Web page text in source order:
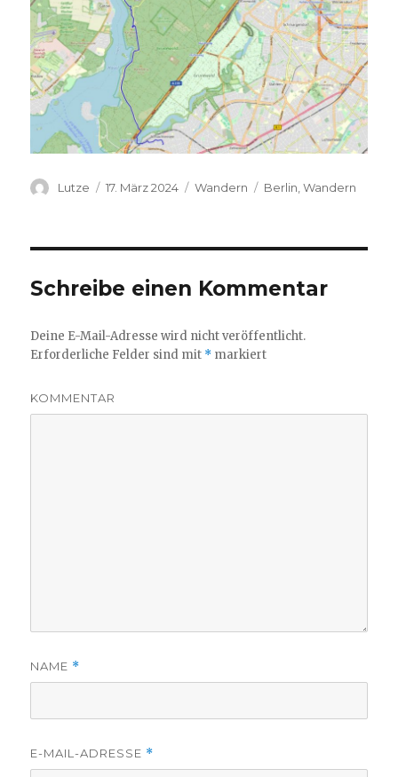
Autor
Lutze
Veröffentlicht
17. März 2024 Kategorien
Wandern Schlagwörter
Berlin ,Wandern
Schreibe einen Kommentar
Deine E-Mail-Adresse wird nicht veröffentlicht.
Erforderliche Felder sind mit * markiert
KOMMENTAR
NAME *
E-MAIL-ADRESSE *